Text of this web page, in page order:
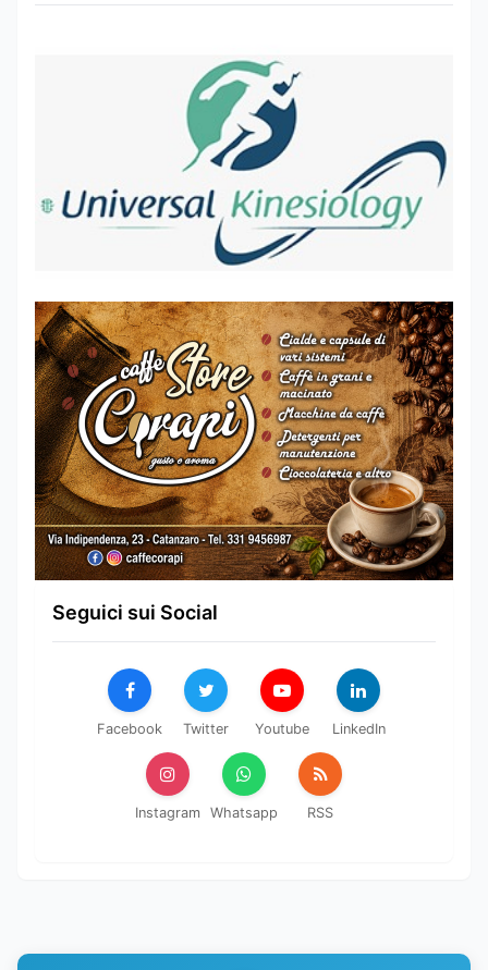
Seguici sui Social
Facebook Twitter Youtube LinkedIn
Instagram Whatsapp RSS